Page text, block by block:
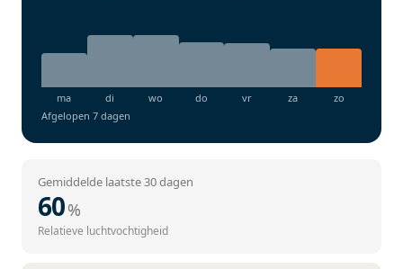
Afgelopen 7 dagen
Gemiddelde laatste 30 dagen
60%
Relatieve luchtvochtigheid